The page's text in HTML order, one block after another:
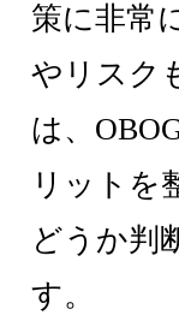
策に非常
やリスク
は、
リットを
どうか判
す。